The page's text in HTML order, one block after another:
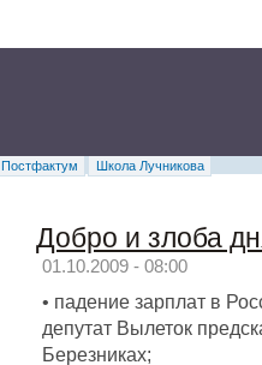
Постфактум
Школа Лучникова
Добро и злоба
01.10.2009 - 08:00
• падение зарплат в
депутат Вылеток
Березниках;